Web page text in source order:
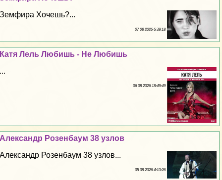
Земфира Хочешь?...
07 08 2026 6:39:18
Катя Лель Любишь - Не Любишь
...
06 08 2026 18:49:49
Александр Розенбаум 38 узлов
Александр Розенбаум 38 узлов...
05 08 2026 4:10:26